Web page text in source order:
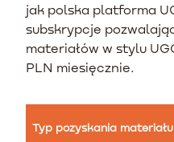
jak polska platforma
subskrypcje
materiałów w stylu
PLN miesięcznie.
Typ pozyskania materiału